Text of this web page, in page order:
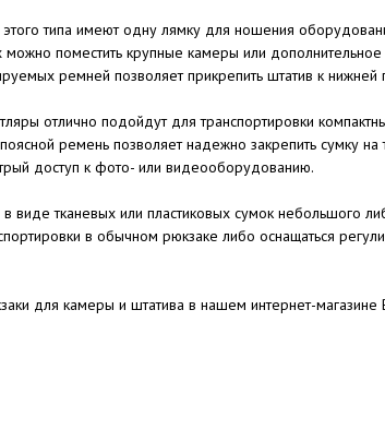
типа имеют одну лямку для ношения
поместить крупные камеры или
ремней позволяет прикрепить штатив к нижней
отлично подойдут для транспортировки
ремень позволяет надежно закрепить сумку на
доступ к фото- или видеооборудованию.
виде тканевых или пластиковых сумок небольшого
в обычном рюкзаке либо оснащаться
для камеры и штатива в нашем интернет-